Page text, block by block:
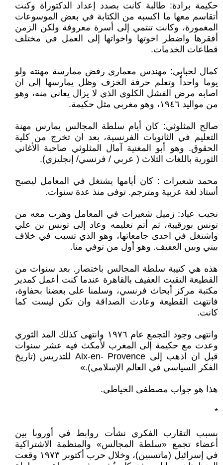
حكيمة برادة: طالبة كانت بصدد إعداد الدكتوراة وكنت
أتقاسم معها ما اكسبه من الكتابة في بعض الموسوعات
المغمورة، وكانت تنتمي إلى أسرة معروفة ولكن الزمن
أفقرها واضطر اخوتها واخواتها إلى العمل في مختلف
قطاعات الخدمات.
كمال لحبابي: مهندس معماري رفض ممارسة مهنته ولو
يوما واحداً وتعلم حرفة الخزف وظل يمارسها إلى ان
اصابه مرض الفشل الكلوي الذي لا يزال يعاني منه، وهو
من مواليد ١٩٤٦، وهو مغربي مثل حكيمة.
صالح المثلوثي: كان أيام سلطة المجالس يمارس مهنة
التعليم في الثانويات الفرنسية، بعد ان تخرج من كلية
الحقوق. وهو أبو المغنية آمال المثلوثي صاحبة الأغاني
الثورية باللغات الثلاث ( عربي / فرنسي/ إنجليزي).
محمد شعيرات : كان أيامها يشتغل في المعامل ليصبح
أستاذ لغة عربية ومترجم. توفى منذ عدة سنوات.
نجيب عياد: زميل شعيرات في المعامل وهرب معه من
تونس بورقيبة، ثم أتم تعليمه وعاد إلى تونس بن علي
واشتغل في احدى جامعاتها، وهو الذي تسبب في خلاف
بيني وبين العفيف. وهو أول من توفي منا.
هذه هي كتيبة سلطة المجالس باختصار. بعد سنوات من
القطيعة التقيت العفيف بالقاهرة عندما كنت أعمل كمدير
مكتبة مركز أبحاث فرنسي، وسلمنا على بعضنا بحفاوة،
فانتهت القطيعة وعادت الصداقة وان تكن ليست كما
كانت.
وانتهى وجود التجمع عام ١٩٧٦ وانتهى كذلك المد الثوري
وعدت مع حكيمة إلى المغرب لأمكث فيه عشر سنوات
قبل ان اذهب إلى Aix-en- Provence للتدريس (تاريخ
الفكر السياسي في العالم الإسلامي).»
هذا هو جواب مصطفى الخياطي.
*
بسبب التقارب الفكري نشأت روابط في أوروبا بين
أعضاء تجمع «سلطة المجالس» والمنظمة الاشتراكية
في إسرائيل (ماتسبين)، وخلال حرب أكتوبر ١٩٧٣ وقعت